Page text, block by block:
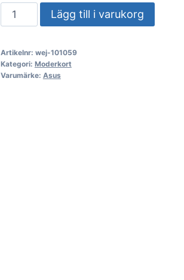
ASUS
PRO
C-
CSM
Lägg till i varukorg
Artikelnr: wej-101059
Kategori: Moderkort
Varumärke: Asus